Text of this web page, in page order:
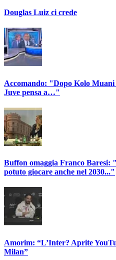
Douglas Luiz ci crede
Accomando: "Dopo Kolo Muani
Juve pensa a…"
Buffon omaggia Franco Baresi:
potuto giocare anche nel 2030..."
Amorim: “L’Inter? Aprite
Milan”